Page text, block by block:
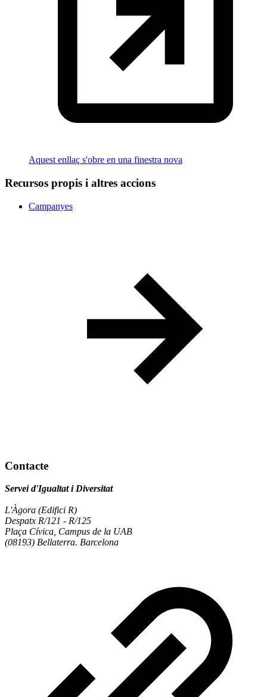
Aquest enllaç s'obre en una finestra nova
Recursos propis i altres accions
Campanyes
Contacte
Servei d'Igualtat i Diversitat
L'Àgora (Edifici R)
Despatx R/121 - R/125
Plaça Cívica, Campus de la UAB
(08193) Bellaterra. Barcelona